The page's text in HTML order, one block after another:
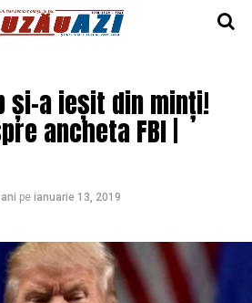
și-a ieșit din minți!
ancheta FBI |
pe ianuarie 13, 2019